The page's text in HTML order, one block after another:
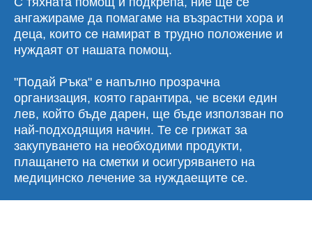
ангажираме да помагаме на възрастни хора и
деца, които се намират в трудно положение и
нуждаят от нашата помощ.
"Подай Ръка" е напълно прозрачна
организация, която гарантира, че всеки един
лев, който бъде дарен, ще бъде използван по
най-подходящия начин. Те се грижат за
закупуването на необходими продукти,
плащането на сметки и осигуряването на
медицинско лечение за нуждаещите се.